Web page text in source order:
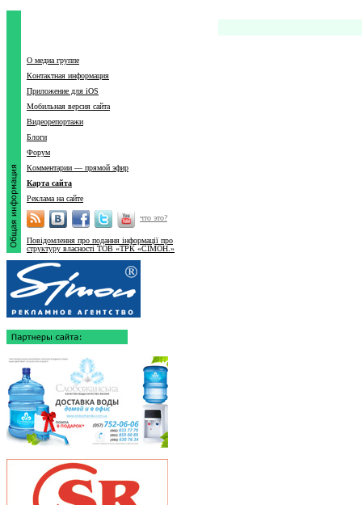
О медиа группе
Контактная информация
Приложение для iOS
Мобильная версия сайта
Видеорепортажи
Блоги
Форум
Комментарии — прямой эфир
Карта сайта
Реклама на сайте
что это?
Повідомлення про подання інформації про
структуру власності ТОВ «ТРК «СІМОН.»